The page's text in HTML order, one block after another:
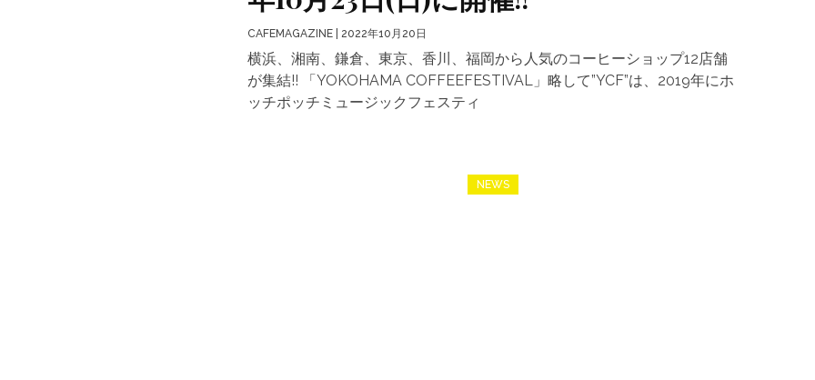
CAFEMAGAZINE | 2022年10月20日
横浜、湘南、鎌倉、東京、香川、福岡から人気のコーヒーショップ12店舗
が集結!! 「YOKOHAMA COFFEEFESTIVAL」略して”YCF”は、2019年にホ
ッチポッチミュージックフェスティ
NEWS